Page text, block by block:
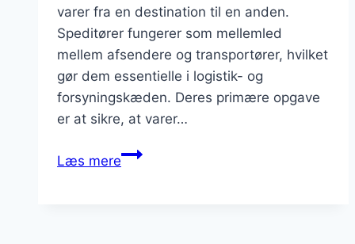
varer fra en destination til en anden.
Speditører fungerer som mellemled
mellem afsendere og transportører, hvilket
gør dem essentielle i logistik- og
forsyningskæden. Deres primære opgave
er at sikre, at varer…
Læs mereSpeditør